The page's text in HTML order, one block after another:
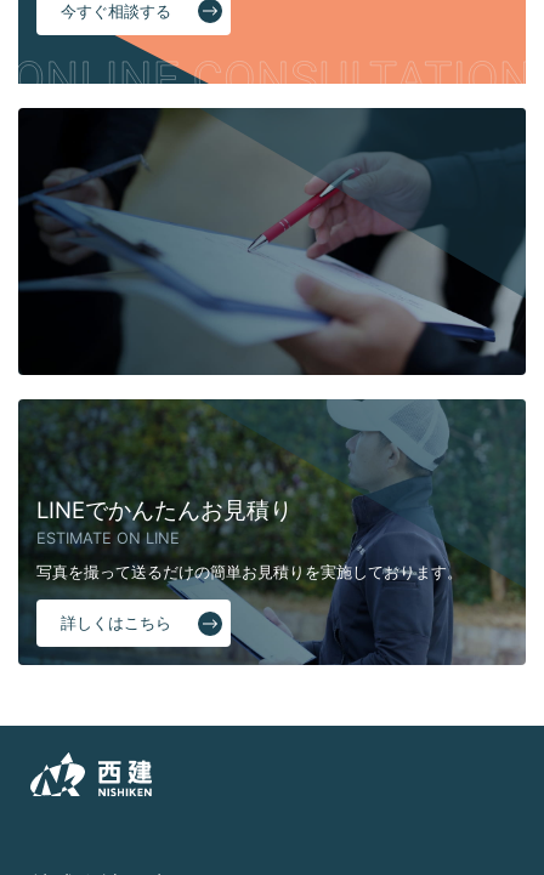
今すぐ相談する
LINEでかんたんお見積り
ESTIMATE ON LINE
写真を撮って送るだけの簡単お見積りを実施しております。
詳しくはこちら